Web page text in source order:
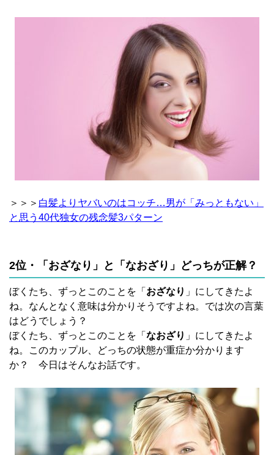
＞＞＞ 白髪よりヤバいのはコッチ…男が「みっともない」
と思う40代独女の残念髪3パターン
2位・「おざなり」と「なおざり」どっちが正解？
ぼくたち、ずっとこのことを「 おざなり 」にしてきたよ
ね。なんとなく意味は分かりそうですよね。では次の言葉
はどうでしょう？
ぼくたち、ずっとこのことを「 なおざり 」にしてきたよ
ね。このカップル、どっちの状態が重症か分かります
か？ 今日はそんなお話です。